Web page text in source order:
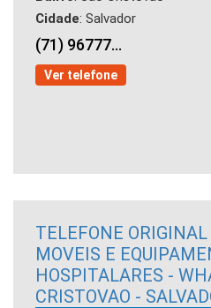
Cidade: Salvador
(71) 96777...
Ver telefone
TELEFONE
MOVEIS E
HOSPITALARES -
CRISTOVAO -